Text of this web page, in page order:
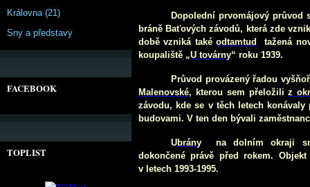
Dopolední prvomájový průvod
bráně Baťových závodů, která zde
době vzniká takéodtamtud
tažená
koupaliště „U továrny“ roku 1939.
Průvod provázený řadou
Malenovské, kterou sem přeložiliz
závodu, kde se v těch letech
budovami. V ten den bývali
Ubrány
na dolním okraji
dokončené právě před rokem.
v letech 1993-1995.
Královna (21)
Sny a představy
FACEBOOK
TOPLIST